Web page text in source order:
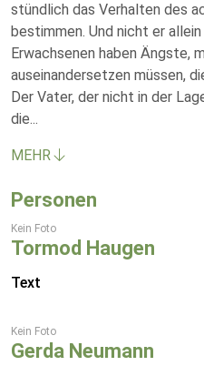
stündlich das Verhalten des
bestimmen. Und nicht er
Erwachsenen haben Ängste,
auseinandersetzen müssen,
Der Vater, der nicht in der
die...
MEHR
Personen
Kein Foto
Tormod Haugen
Text
Kein Foto
Gerda Neumann